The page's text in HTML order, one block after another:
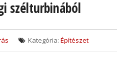
szélturbinából
Kategória: Építészet